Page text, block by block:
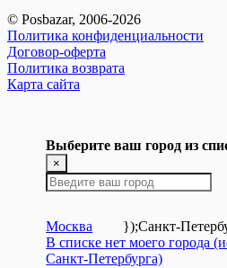
© Posbazar, 2006-2026
Политика конфиденциальности
Договор-оферта
Политика возврата
Карта сайта
Выберите ваш город из
×
Москва });Санкт-
В списке нет моего города
Санкт-Петербурга)